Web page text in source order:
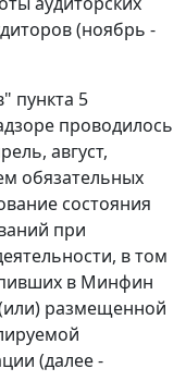
(ноябрь -
пункта 5
проводилось
август,
обязательных
состояния
при
в том
в Минфин
размещенной
(далее -